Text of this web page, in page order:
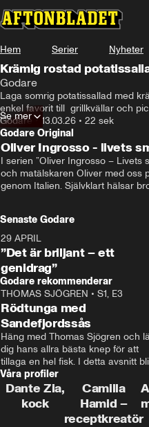
Hem Serier Nyheter
Krämig rostad
Godare
Laga somrig potatissallad med
enkel favorit till  grillkvällar och
Godare • 13.03.26 • 22 sek
Se mer
Godare Original
Oliver Ingrosso - livets
I serien ”Oliver Ingrosso – Livets
och matälskaren Oliver med oss
genom Italien. Självklart hälsar
Senaste Godare
29 APRIL
”Det är briljant – ett
genidrag”
Godare rekommenderar
THOMAS SJÖGREN • S1, E3
Rödtunga med
Sandefjordssås
Häng med Thomas Sjögren och
dig hans allra bästa knep för att
tillaga en hel fisk. I detta avsnitt
de helstekt rödtunga med
sandefjordssås och en magisk
på pepparrot och äpple.
Våra profiler
Dante Zia,
kock
Camilla
Hamid –
receptkreatör